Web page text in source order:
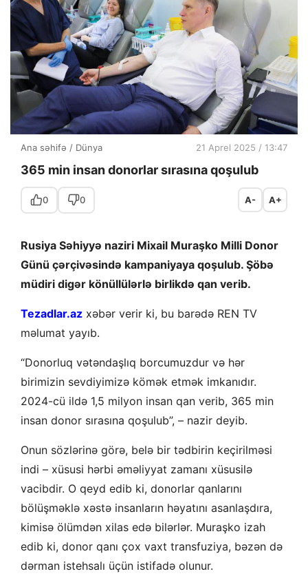
Ana səhifə / Dünya 21 Aprel 2025 / 13:47
365 min insan donorlar sırasına qoşulub
0 0 A- A+
Rusiya Səhiyyə naziri Mixail Muraşko Milli Donor
Günü çərçivəsində kampaniyaya qoşulub. Şöbə
müdiri digər könüllülərlə birlikdə qan verib.
Tezadlar.az xəbər verir ki, bu barədə REN TV
məlumat yayıb.
“Donorluq vətəndaşlıq borcumuzdur və hər
birimizin sevdiyimizə kömək etmək imkanıdır.
2024-cü ildə 1,5 milyon insan qan verib, 365 min
insan donor sırasına qoşulub”, – nazir deyib.
Onun sözlərinə görə, belə bir tədbirin keçirilməsi
indi – xüsusi hərbi əməliyyat zamanı xüsusilə
vacibdir. O qeyd edib ki, donorlar qanlarını
bölüşməklə xəstə insanların həyatını asanlaşdıra,
kimisə ölümdən xilas edə bilərlər. Muraşko izah
edib ki, donor qanı çox vaxt transfuziya, bəzən də
dərman istehsalı üçün istifadə olunur.